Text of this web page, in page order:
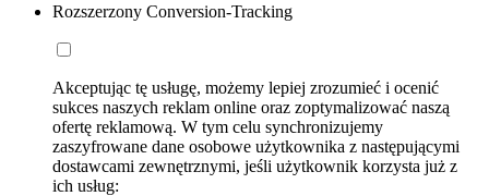
Rozszerzony Conversion-Tracking
Akceptując tę usługę, możemy lepiej zrozumieć i ocenić
sukces naszych reklam online oraz zoptymalizować naszą
ofertę reklamową. W tym celu synchronizujemy
zaszyfrowane dane osobowe użytkownika z następującymi
dostawcami zewnętrznymi, jeśli użytkownik korzysta już z
ich usług: